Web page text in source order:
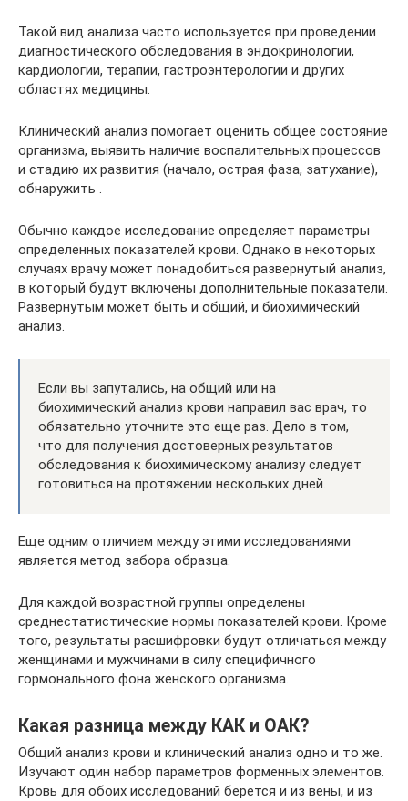
Такой вид анализа часто используется при проведении
диагностического обследования в эндокринологии,
кардиологии, терапии, гастроэнтерологии и других
областях медицины.
Клинический анализ помогает оценить общее состояние
организма, выявить наличие воспалительных процессов
и стадию их развития (начало, острая фаза, затухание),
обнаружить .
Обычно каждое исследование определяет параметры
определенных показателей крови. Однако в некоторых
случаях врачу может понадобиться развернутый анализ,
в который будут включены дополнительные показатели.
Развернутым может быть и общий, и биохимический
анализ.
Если вы запутались, на общий или на
биохимический анализ крови направил вас врач, то
обязательно уточните это еще раз. Дело в том,
что для получения достоверных результатов
обследования к биохимическому анализу следует
готовиться на протяжении нескольких дней.
Еще одним отличием между этими исследованиями
является метод забора образца.
Для каждой возрастной группы определены
среднестатистические нормы показателей крови. Кроме
того, результаты расшифровки будут отличаться между
женщинами и мужчинами в силу специфичного
гормонального фона женского организма.
Какая разница между КАК и ОАК?
Общий анализ крови и клинический анализ одно и то же.
Изучают один набор параметров форменных элементов.
Кровь для обоих исследований берется и из вены, и из